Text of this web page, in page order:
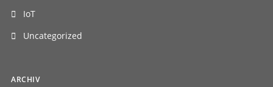
IoT
Uncategorized
ARCHIV